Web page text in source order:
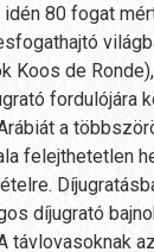
80 fogat
Koos de
fordulójára
a
felejthetetlen
díjugrató
távlovasoknak